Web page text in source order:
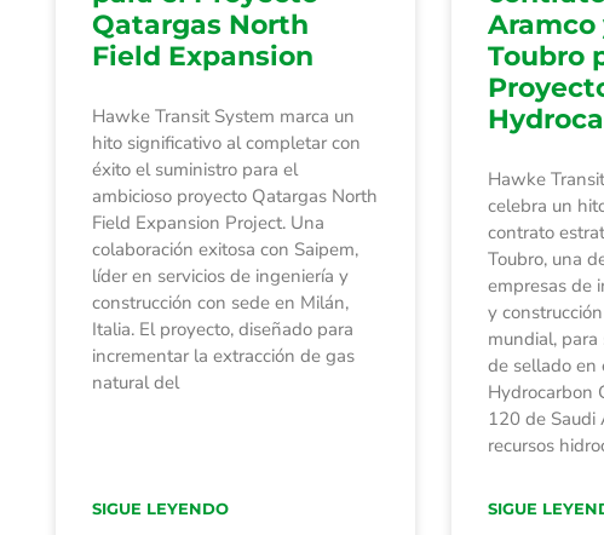
Qatargas North
Field Expansion
Hawke Transit System marca un
hito significativo al completar con
éxito el suministro para el
ambicioso proyecto Qatargas North
Field Expansion Project. Una
colaboración exitosa con Saipem,
líder en servicios de ingeniería y
construcción con sede en Milán,
Italia. El proyecto, diseñado para
incrementar la extracción de gas
natural del
SIGUE LEYENDO
Aramco
Toubro
Hawke
celebra un
contrato
Toubro, una
empresas de
y
mundial, para
de sellado en
Hydrocarbon
120 de Saudi
recursos
SIGUE